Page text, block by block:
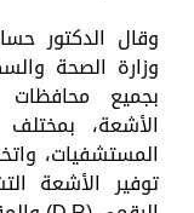
وقال الدكتور
بجميع محافظات
الأشعة،
المستشفيات،